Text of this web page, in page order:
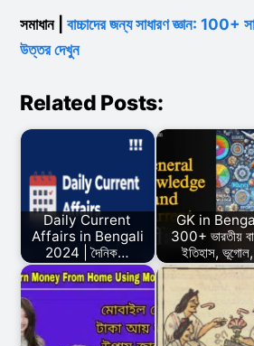
সমাধান | বাচ্চাদের জন্য সাধারণ জ্ঞান: 100+
উত্তর দেখুন
Related Posts:
Daily Current
Affairs in Bengali
2024 | দৈনিক…
GK in
300+ ভারতীয়
ইতিহাস,